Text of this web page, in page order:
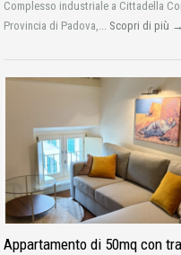
Complesso industriale a Cittadella
Provincia di Padova,... Scopri di più →
Appartamento di 50mq con